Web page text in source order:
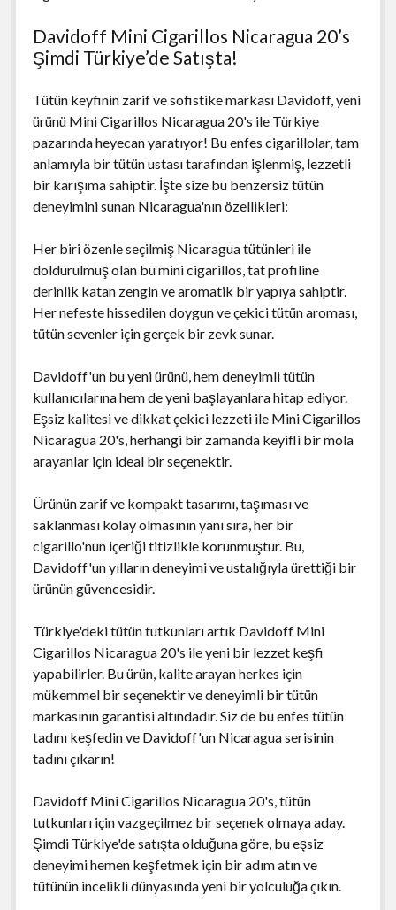
Davidoff Mini Cigarillos Nicaragua 20’s
Şimdi Türkiye’de Satışta!
Tütün keyfinin zarif ve sofistike markası Davidoff, yeni
ürünü Mini Cigarillos Nicaragua 20's ile Türkiye
pazarında heyecan yaratıyor! Bu enfes cigarillolar, tam
anlamıyla bir tütün ustası tarafından işlenmiş, lezzetli
bir karışıma sahiptir. İşte size bu benzersiz tütün
deneyimini sunan Nicaragua'nın özellikleri:
Her biri özenle seçilmiş Nicaragua tütünleri ile
doldurulmuş olan bu mini cigarillos, tat profiline
derinlik katan zengin ve aromatik bir yapıya sahiptir.
Her nefeste hissedilen doygun ve çekici tütün aroması,
tütün sevenler için gerçek bir zevk sunar.
Davidoff'un bu yeni ürünü, hem deneyimli tütün
kullanıcılarına hem de yeni başlayanlara hitap ediyor.
Eşsiz kalitesi ve dikkat çekici lezzeti ile Mini Cigarillos
Nicaragua 20's, herhangi bir zamanda keyifli bir mola
arayanlar için ideal bir seçenektir.
Ürünün zarif ve kompakt tasarımı, taşıması ve
saklanması kolay olmasının yanı sıra, her bir
cigarillo'nun içeriği titizlikle korunmuştur. Bu,
Davidoff'un yılların deneyimi ve ustalığıyla ürettiği bir
ürünün güvencesidir.
Türkiye'deki tütün tutkunları artık Davidoff Mini
Cigarillos Nicaragua 20's ile yeni bir lezzet keşfi
yapabilirler. Bu ürün, kalite arayan herkes için
mükemmel bir seçenektir ve deneyimli bir tütün
markasının garantisi altındadır. Siz de bu enfes tütün
tadını keşfedin ve Davidoff'un Nicaragua serisinin
tadını çıkarın!
Davidoff Mini Cigarillos Nicaragua 20's, tütün
tutkunları için vazgeçilmez bir seçenek olmaya aday.
Şimdi Türkiye'de satışta olduğuna göre, bu eşsiz
deneyimi hemen keşfetmek için bir adım atın ve
tütünün incelikli dünyasında yeni bir yolculuğa çıkın.